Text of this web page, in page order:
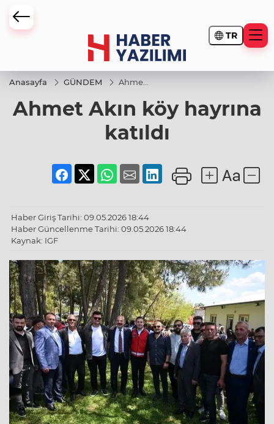
TR
Anasayfa GÜNDEM
Ahmet
hayrına
Ahmet Akın köy hayrına
katıldı
Haber Giriş Tarihi: 09.05.2026 18:44
Haber Güncellenme Tarihi: 09.05.2026 18:44
Kaynak: IGF